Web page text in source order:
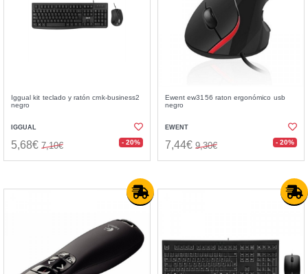
Iggual kit teclado y ratón cmk-business2
negro
IGGUAL
5,68€ 7,10€ - 20%
Ewent ew3156 raton ergonómico usb
negro
EWENT
7,44€ 9,30€ - 20%